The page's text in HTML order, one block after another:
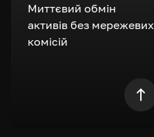
Миттєвий обмін
активів без мережевих
комісій